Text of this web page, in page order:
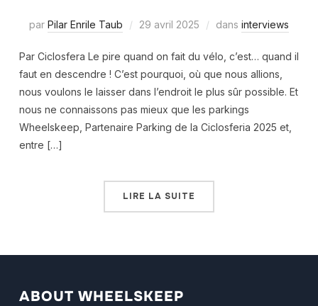
par Pilar Enrile Taub 29 avril 2025 dans interviews
Par Ciclosfera Le pire quand on fait du vélo, c’est… quand il
faut en descendre ! C’est pourquoi, où que nous allions,
nous voulons le laisser dans l’endroit le plus sûr possible. Et
nous ne connaissons pas mieux que les parkings
Wheelskeep, Partenaire Parking de la Ciclosferia 2025 et,
entre […]
LIRE LA SUITE
ABOUT WHEELSKEEP